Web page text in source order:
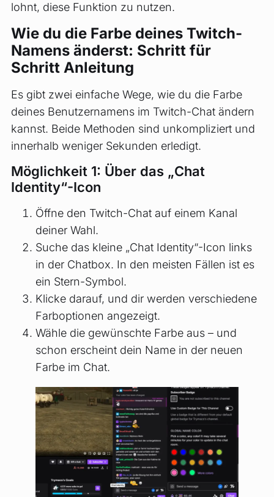
lohnt, diese Funktion zu nutzen.
Wie du die Farbe deines Twitch-
Namens änderst: Schritt für
Schritt Anleitung
Es gibt zwei einfache Wege, wie du die Farbe
deines Benutzernamens im Twitch-Chat ändern
kannst. Beide Methoden sind unkompliziert und
innerhalb weniger Sekunden erledigt.
Möglichkeit 1: Über das „Chat
Identity“-Icon
Öffne den Twitch-Chat auf einem Kanal
deiner Wahl.
Suche das kleine „Chat Identity“-Icon links
in der Chatbox. In den meisten Fällen ist es
ein Stern-Symbol.
Klicke darauf, und dir werden verschiedene
Farboptionen angezeigt.
Wähle die gewünschte Farbe aus – und
schon erscheint dein Name in der neuen
Farbe im Chat.